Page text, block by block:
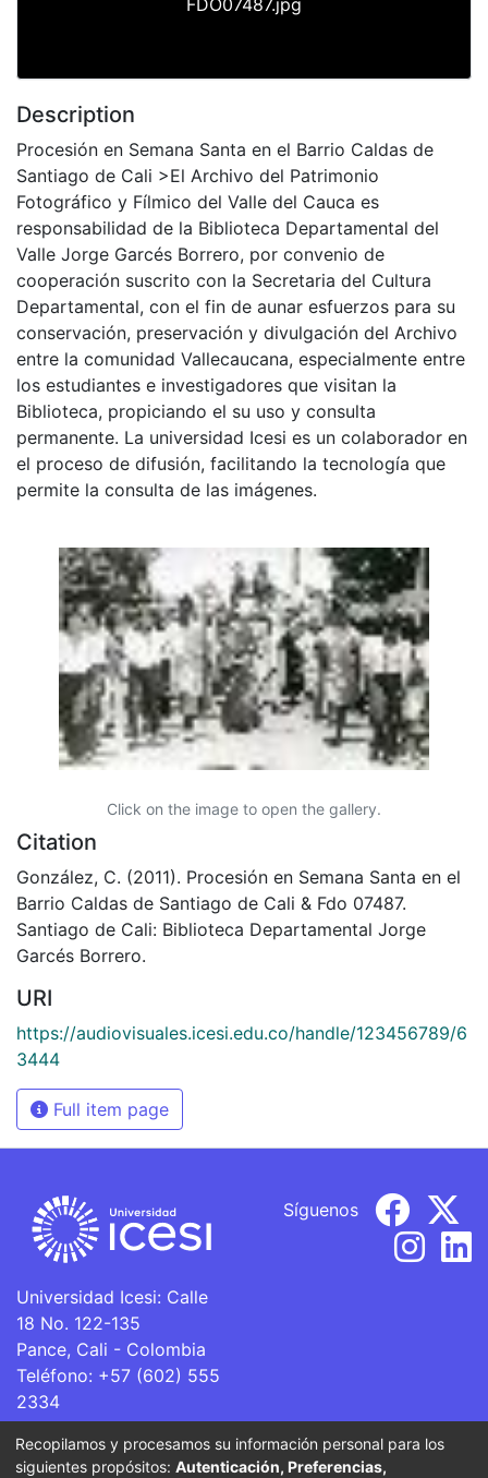
Description
Procesión en Semana Santa en el Barrio Caldas de
Santiago de Cali >El Archivo del Patrimonio
Fotográfico y Fílmico del Valle del Cauca es
responsabilidad de la Biblioteca Departamental del
Valle Jorge Garcés Borrero, por convenio de
cooperación suscrito con la Secretaria del Cultura
Departamental, con el fin de aunar esfuerzos para su
conservación, preservación y divulgación del Archivo
entre la comunidad Vallecaucana, especialmente entre
los estudiantes e investigadores que visitan la
Biblioteca, propiciando el su uso y consulta
permanente. La universidad Icesi es un colaborador en
el proceso de difusión, facilitando la tecnología que
permite la consulta de las imágenes.
Click on the image to open the gallery.
Citation
González, C. (2011). Procesión en Semana Santa en el
Barrio Caldas de Santiago de Cali & Fdo 07487.
Santiago de Cali: Biblioteca Departamental Jorge
Garcés Borrero.
URI
https://audiovisuales.icesi.edu.co/handle/123456789/6
3444
Full item page
Universidad Icesi: Calle
18 No. 122-135
Pance, Cali - Colombia
Teléfono: +57 (602) 555
2334
ventanillaunica@icesi.edu.co
Síguenos
Recopilamos y procesamos su información personal para los
siguientes propósitos: Autenticación, Preferencias,